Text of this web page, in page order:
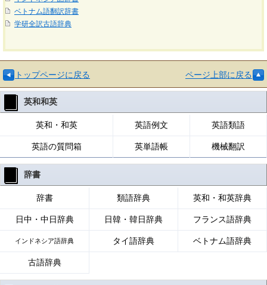
ベトナム語翻訳辞書
学研全訳古語辞典
トップページに戻る ページ上部に戻る
英和和英
英和・和英 英語例文 英語類語
英語の質問箱 英単語帳 機械翻訳
辞書
辞書 類語辞典 英和・和英辞典
日中・中日辞典 日韓・韓日辞典 フランス語辞典
インドネシア語辞典 タイ語辞典 ベトナム語辞典
古語辞典